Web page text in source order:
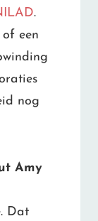
.
of een
nog
Amy
Dat